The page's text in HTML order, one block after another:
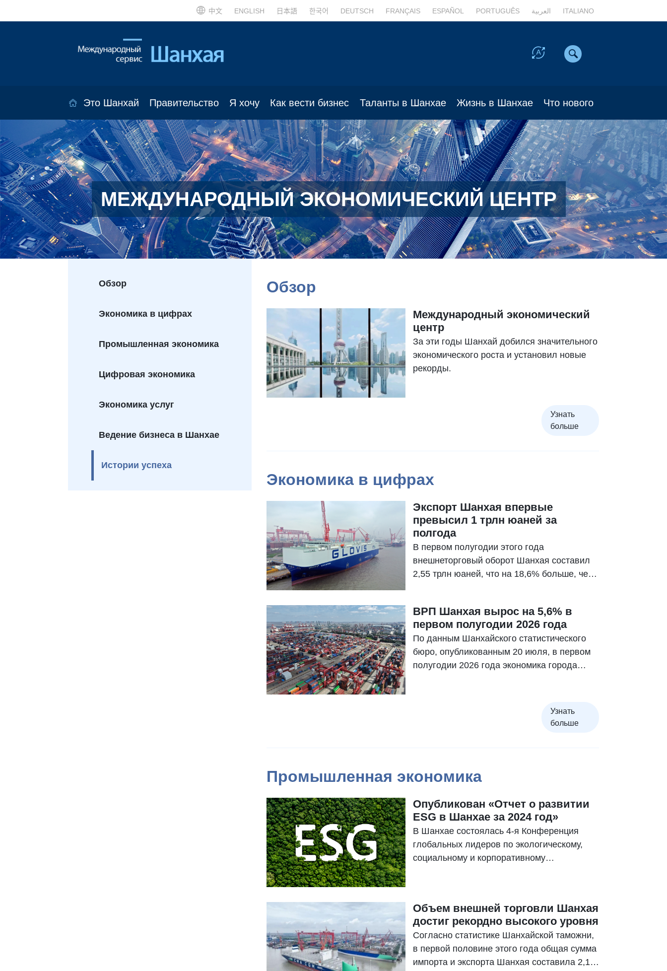
中文 ENGLISH 日本語 한국어 DEUTSCH FRANÇAIS ESPAÑOL PORTUGUÊS العربية ITALIANO
Это Шанхай Правительство Я хочу Как вести бизнес Таланты в Шанхае Жизнь в Шанхае Что нового
МЕЖДУНАРОДНЫЙ ЭКОНОМИЧЕСКИЙ ЦЕНТР
Обзор
Экономика в цифрах
Промышленная экономика
Цифровая экономика
Экономика услуг
Ведение бизнеса в Шанхае
Истории успеха
Обзор
Международный экономический
центр
За эти годы Шанхай добился значительного
экономического роста и установил новые
рекорды.
Узнать
больше
Экономика в цифрах
Экспорт Шанхая впервые
превысил 1 трлн юаней за
полгода
В первом полугодии этого года
внешнеторговый оборот Шанхая составил
2,55 трлн юаней, что на 18,6% больше, чем
ВРП Шанхая вырос на 5,6% в
первом полугодии 2026 года
По данным Шанхайского статистического
бюро, опубликованным 20 июля, в первом
полугодии 2026 года экономика города
трлн юаней (примерно 412 млрд долларов
Узнать
больше
Промышленная экономика
Опубликован «Отчет о развитии
ESG в Шанхае за 2024 год»
В Шанхае состоялась 4-я Конференция
глобальных лидеров по экологическому,
социальному и корпоративному
год: следование по пути устойчивого
развития», составленный под руководством
Шанхайского финансового института
высшей ступени при Шанхайском
университете Цзяотун.
Объем внешней торговли Шанхая
достиг рекордно высокого уровня
Согласно статистике Шанхайской таможни,
в первой половине этого года общая сумма
импорта и экспорта Шанхая составила 2,1